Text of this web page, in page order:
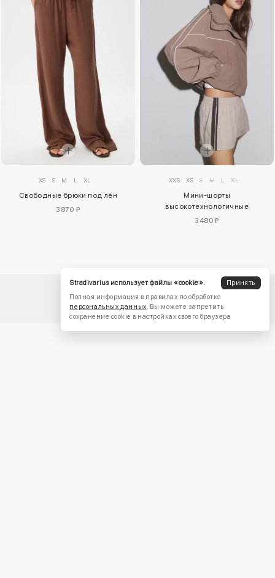
XS S M L XL
Свободные брюки под лён
3870 ₽
XXS XS S M L XL
Мини-шорты
высокотехнологичные
3480 ₽
Stradivarius использует файлы «cookie».
Принять
Полная информация в правилах по обработке
персональных данных. Вы можете запретить
сохранение cookie в настройках своего браузера